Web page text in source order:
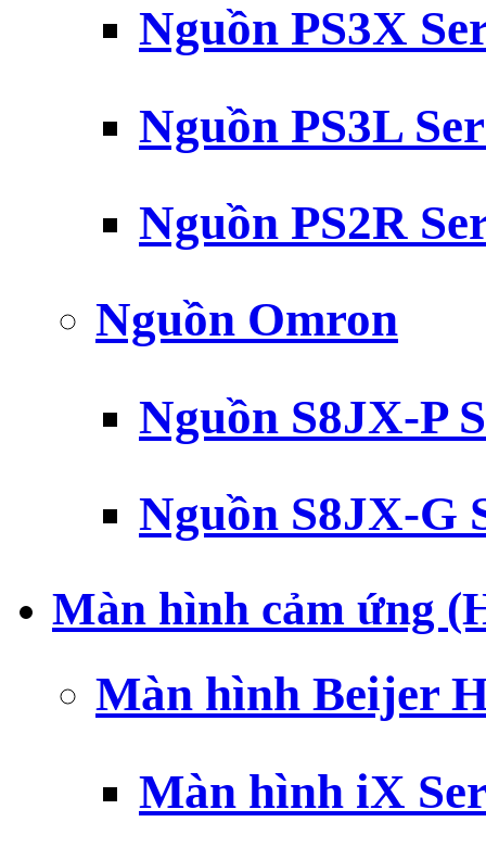
Nguồn PS3X
Nguồn PS3L
Nguồn PS2R
Nguồn Omron
Nguồn S8JX-P
Nguồn S8JX-G
Màn hình cảm ứng
Màn hình Beijer
Màn hình iX